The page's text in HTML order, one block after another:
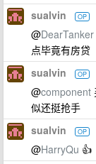
sualvin OP
@DearTanker
点毕竟有房贷
sualvin OP
@component
似还挺抢手
sualvin OP
@HarryQu 👍